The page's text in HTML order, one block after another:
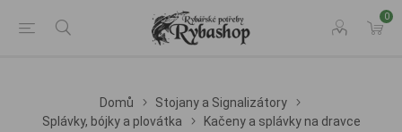
0
Domů
Stojany a Signalizátory
Splávky, bójky a plovátka
Kačeny a splávky na dravce